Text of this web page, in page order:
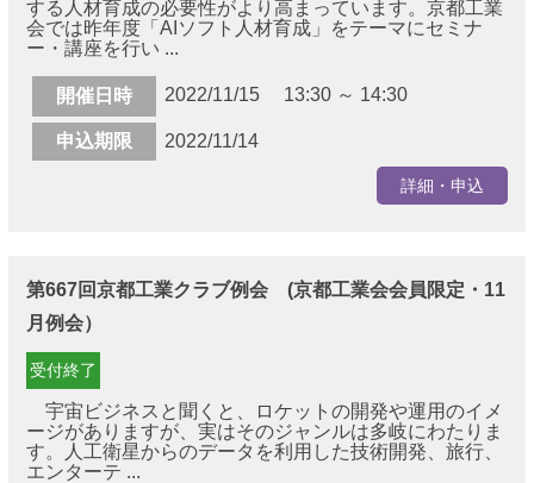
する人材育成の必要性がより高まっています。京都工業
会では昨年度「AIソフト人材育成」をテーマにセミナ
ー・講座を行い ...
開催日時 2022/11/15 13:30 ～ 14:30
申込期限 2022/11/14
詳細・申込
第667回京都工業クラブ例会 (京都工業会会員限定・11
月例会）
受付終了
宇宙ビジネスと聞くと、ロケットの開発や運用のイメ
ージがありますが、実はそのジャンルは多岐にわたりま
す。人工衛星からのデータを利用した技術開発、旅行、
エンターテ ...